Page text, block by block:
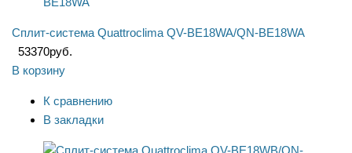
Сплит-система Quattroclima QV-BE18WA/QN-BE18WA
53370руб.
В корзину
К сравнению
В закладки